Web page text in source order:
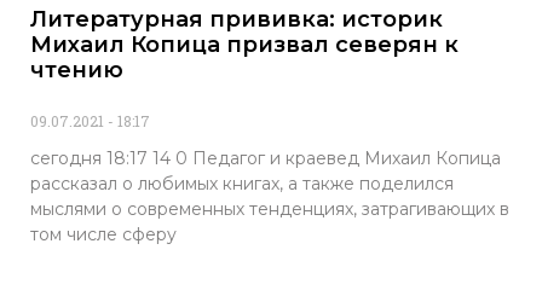
Литературная прививка: историк
Михаил Копица призвал северян к
чтению
09.07.2021 18:17
сегодня 18:17 14 0 Педагог и краевед Михаил Копица
рассказал о любимых книгах, а также поделился
мыслями о современных тенденциях, затрагивающих в
том числе сферу